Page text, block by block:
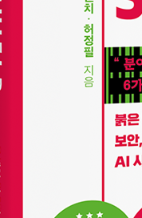
분석해보기
대, 교육 패러다임의 대
습
전환하다
기
사례